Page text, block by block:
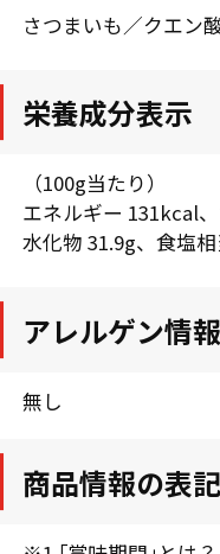
さつまいも／クエン
栄養成分表示
（100g当たり）
エネルギー 131kcal
水化物 31.9g、食塩相
アレルゲン情報
無し
商品情報の表